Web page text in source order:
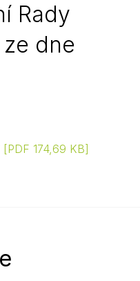
Rady
dne
PDF 174,69 KB